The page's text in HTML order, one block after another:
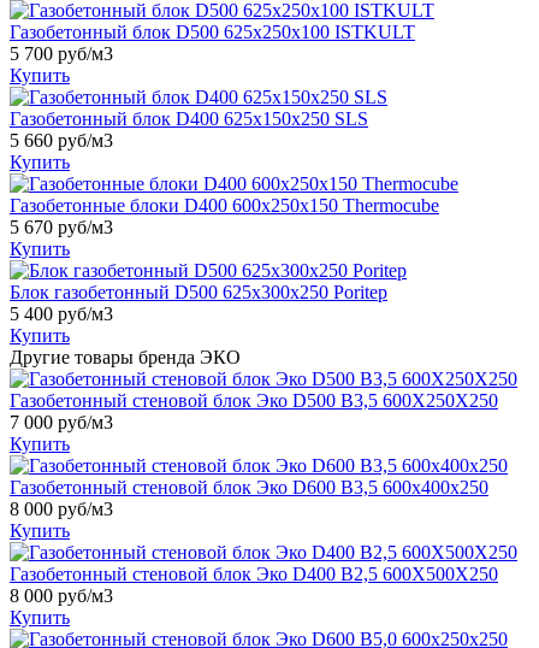
Газобетонный блок D500 625x250x100 ISTKULT
5 700 руб/м3
Купить
Газобетонный блок D400 625х150х250 SLS
5 660 руб/м3
Купить
Газобетонные блоки D400 600х250х150 Thermocube
5 670 руб/м3
Купить
Блок газобетонный D500 625х300х250 Poritep
5 400 руб/м3
Купить
Другие товары бренда ЭКО
Газобетонный стеновой блок Эко D500 B3,5 600X250X250
7 000 руб/м3
Купить
Газобетонный стеновой блок Эко D600 B3,5 600x400x250
8 000 руб/м3
Купить
Газобетонный стеновой блок Эко D400 B2,5 600X500X250
8 000 руб/м3
Купить